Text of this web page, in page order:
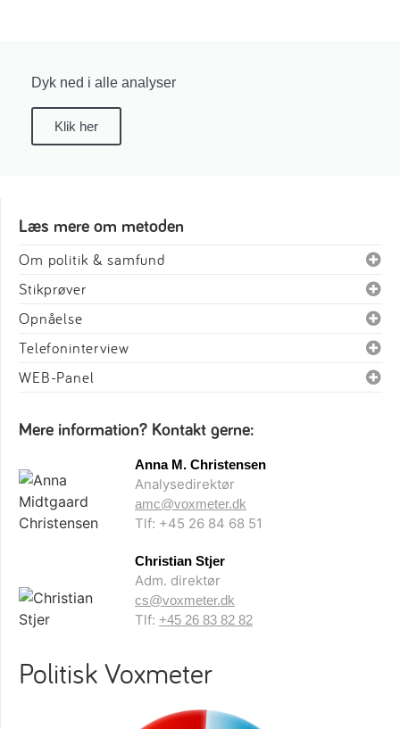
Dyk ned i alle analyser
Klik her
Læs mere om metoden
Om politik & samfund
Stikprøver
Opnåelse
Telefoninterview
WEB-Panel
Mere information? Kontakt gerne:
Anna M. Christensen
Analysedirektør
amc@voxmeter.dk
Tlf: +45 26 84 68 51
Christian Stjer
Adm. direktør
cs@voxmeter.dk
Tlf: +45 26 83 82 82
Politisk Voxmeter